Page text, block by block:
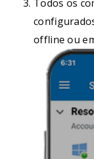
Todos os
offline ou